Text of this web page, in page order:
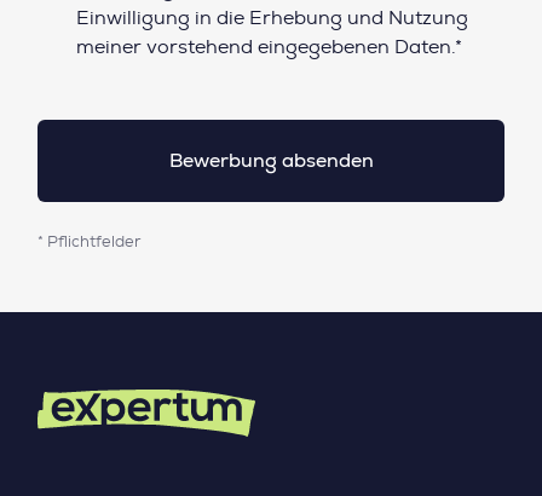
Einwilligung in die Erhebung und Nutzung
meiner vorstehend eingegebenen Daten.*
* Pflichtfelder